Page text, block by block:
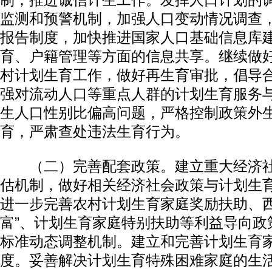
监测和预警机制，加强人口变动情况调查
报告制度，加快推进国家人口基础信息库
育、户籍管理等方面的信息共享。继续做
村计划生育工作，做好再生育审批，倡导
强对流动人口等重点人群的计划生育服务
生人口性别比偏高问题，严格控制政策外
育，严肃查处违法生育行为。
（二）完善配套政策。建立重大经济
估机制，做好相关经济社会政策与计划生
进一步完善农村计划生育家庭奖励扶助、
富”、计划生育家庭特别扶助等利益导向
标准动态调整机制。建立和完善计划生育
度。妥善解决计划生育特殊困难家庭的生